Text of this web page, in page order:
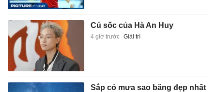
Cú sốc của Hà An Huy
4 giờ trước Giải trí
Sắp có mưa sao băng đẹp nhất